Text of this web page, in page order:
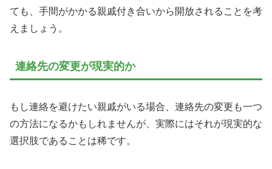
ても、手間がかかる親戚付き合いから開放されることを考
えましょう。
連絡先の変更が現実的か
もし連絡を避けたい親戚がいる場合、連絡先の変更も一つ
の方法になるかもしれませんが、実際にはそれが現実的な
選択肢であることは稀です。